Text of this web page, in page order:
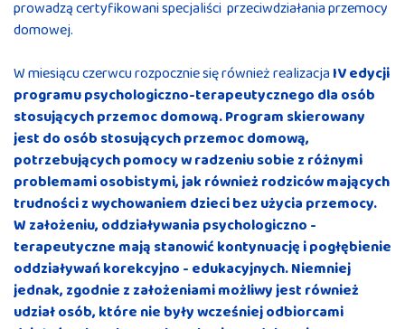
prowadzą certyfikowani specjaliści przeciwdziałania przemocy
domowej.
W miesiącu czerwcu rozpocznie się również realizacja IV edycji
programupsychologiczno-terapeutycznego dla osób
stosujących przemoc domową.Program skierowany
jest do osób stosujących przemoc domową,
potrzebujących pomocy w radzeniu sobie z różnymi
problemami osobistymi, jak również rodziców mających
trudności z wychowaniem dzieci bez użycia przemocy.
W założeniu, oddziaływania psychologiczno -
terapeutyczne mają stanowić kontynuację i pogłębienie
oddziaływań korekcyjno - edukacyjnych. Niemniej
jednak, zgodnie z założeniami możliwy jest również
udział osób, które nie były wcześniej odbiorcami